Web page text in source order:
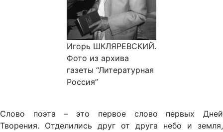
Игорь ШКЛЯРЕВСКИЙ.
Фото из архива
газеты “Литературная
Россия”
Слово поэта – это первое слово первых Дней
Творения. Отделились друг от друга небо и земля,